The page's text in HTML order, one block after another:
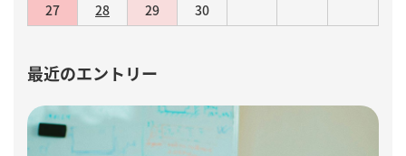
27
28 29 30
最近のエントリー